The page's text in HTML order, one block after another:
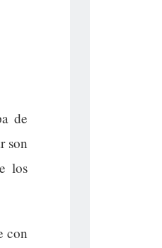
de
son
los
con